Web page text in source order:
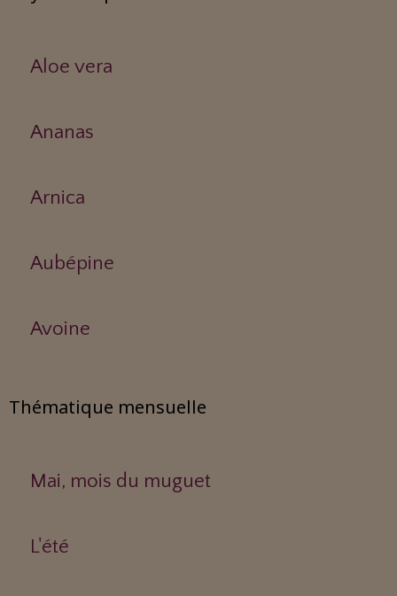
Aloe vera
Ananas
Arnica
Aubépine
Avoine
Thématique mensuelle
Mai, mois du muguet
L'été